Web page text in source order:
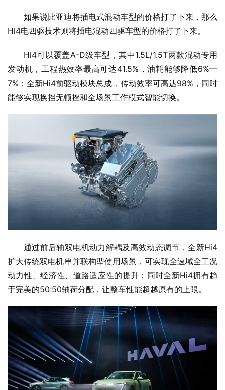
如果说比亚迪将插电式混动车型的价格打了下来，那么
Hi4电四驱技术则将插电混动四驱车型的价格打了下来。
Hi4可以覆盖A-D级车型，其中1.5L/1.5T两款混动专用
发动机，工程热效率最高可达41.5%，油耗能够降低6%—
7%；全新Hi4前驱动模块总成，传动效率可高达98%，同时
能够实现换挡无顿挫和全场景工作模式智能切换。
通过前后轴双电机动力解耦及高效动态调节，全新Hi4
扩大传统双电机串并联构型使用场景，可实现全速域全工况
动力性、经济性、道路适应性的提升；同时全新Hi4拥有趋
于完美的50:50轴荷分配，让整车性能超越原有的上限。